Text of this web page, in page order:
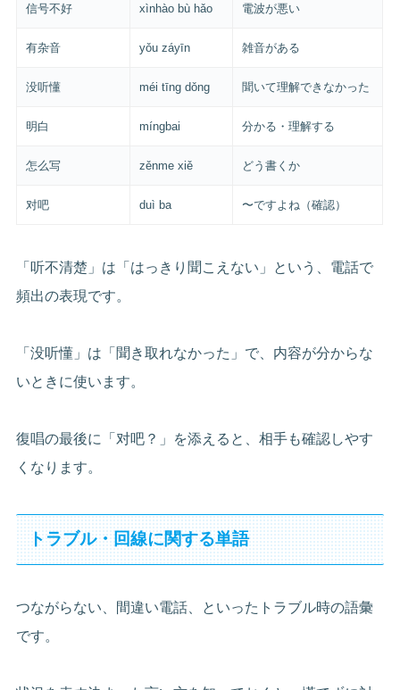
信号不好 xìnhào bù hǎo 電波が悪い
有杂音 yǒu záyīn 雑音がある
没听懂 méi tīng dǒng 聞いて理解できなかった
明白 míngbai 分かる・理解する
怎么写 zěnme xiě どう書くか
对吧 duì ba 〜ですよね（確認）
「听不清楚」は「はっきり聞こえない」という、電話で
頻出の表現です。
「没听懂」は「聞き取れなかった」で、内容が分からな
いときに使います。
復唱の最後に「对吧？」を添えると、相手も確認しやす
くなります。
トラブル・回線に関する単語
つながらない、間違い電話、といったトラブル時の語彙
です。